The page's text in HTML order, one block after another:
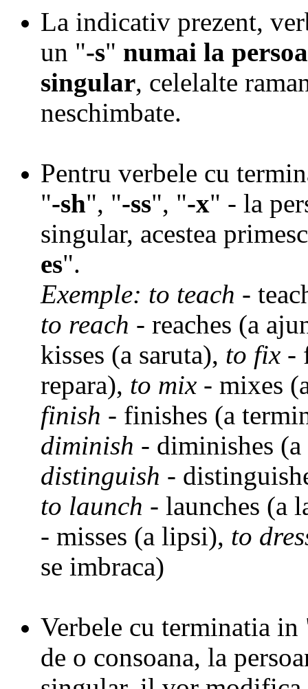
La indicativ prezent,
un "-s" numai la
singular, celelalte
neschimbate.
Pentru verbele cu
"-sh", "-ss", "-x" - la
singular, acestea
es".
Exemple: to teach -
to reach - reaches (a
kisses (a saruta), to fix -
repara), to mix - mixes
finish - finishes (a
diminish - diminishes
distinguish -
to launch - launches (a
- misses (a lipsi), to
se imbraca)
Verbele cu terminatia in
de o consoana, la